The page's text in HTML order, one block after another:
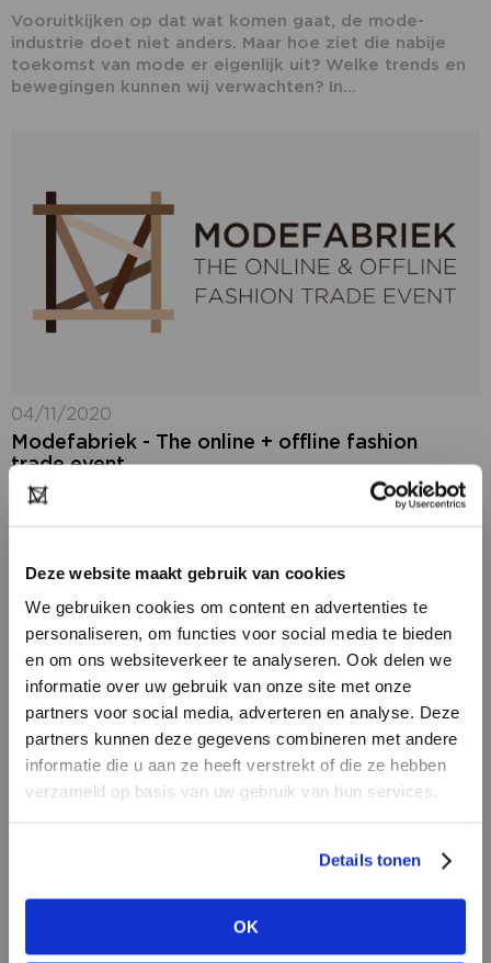
Deze website maakt gebruik van cookies
We gebruiken cookies om content en advertenties te
personaliseren, om functies voor social media te bieden
en om ons websiteverkeer te analyseren. Ook delen we
informatie over uw gebruik van onze site met onze
partners voor social media, adverteren en analyse. Deze
partners kunnen deze gegevens combineren met andere
informatie die u aan ze heeft verstrekt of die ze hebben
verzameld op basis van uw gebruik van hun services.
Details tonen
OK
HEB JE NOG GEEN
ACCOUNT?
aan of bekijk de andere mogelijkheden.
BEKIJK ALLE OPTIES
Vooruitkijken op dat wat komen gaat, de mode-
industrie doet niet anders. Maar hoe ziet die nabije
toekomst van mode er eigenlijk uit? Welke trends en
bewegingen kunnen wij verwachten? In...
04/11/2020
Modefabriek - The online + offline fashion
trade event
Voor, tijdens én na Modefabriek: The Naked Edition,
tegelijkertijd in te zetten....
Ruiten in alle soorten en maten
Ruiten op jassen, broekpakken, tassen, zelfs op